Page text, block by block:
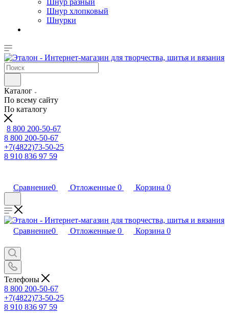
Шнур разный
Шнур хлопковый
Шнурки
Каталог
По всему сайту
По каталогу
8 800 200-50-67
8 800 200-50-67
+7(4822)73-50-25
8 910 836 97 59
Сравнение0 Отложенные 0 Корзина 0
Сравнение0 Отложенные 0 Корзина 0
Телефоны
8 800 200-50-67
+7(4822)73-50-25
8 910 836 97 59